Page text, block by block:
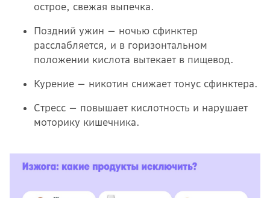
острое, свежая выпечка.
Поздний ужин — ночью сфинктер
расслабляется, и в горизонтальном
положении кислота вытекает в пищевод.
Курение — никотин снижает тонус сфинктера.
Стресс — повышает кислотность и нарушает
моторику кишечника.